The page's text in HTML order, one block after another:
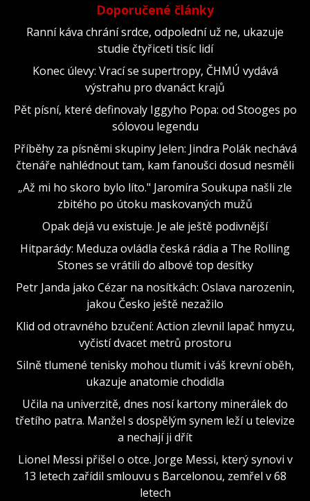
Doporučené články
Ranní káva chrání srdce, odpolední už ne, ukazuje
studie čtyřiceti tisíc lidí
Konec úlevy: Vrací se supertropy, ČHMÚ vydává
výstrahu pro dvanáct krajů
Pět písní, které definovaly Iggyho Popa: od Stooges po
sólovou legendu
Příběhy za písněmi skupiny Jelen: Jindra Polák nechává
čtenáře nahlédnout tam, kam fanoušci dosud nesměli
„Až mi ho skoro bylo líto." Jaromíra Soukupa našli zle
zbitého po útoku maskovaných mužů
Opak dejá vu existuje. Je ale ještě podivnější
Hitparády: Meduza ovládla česká rádia a The Rolling
Stones se vrátili do albové top desítky
Petr Janda jako Cézar na nosítkách: Oslava narozenin,
jakou Česko ještě nezažilo
Klid od otravného bzučení: Action zlevnil lapač hmyzu,
vyčistí dvacet metrů prostoru
Silně tlumené tenisky mohou tlumit i váš krevní oběh,
ukazuje anatomie chodidla
Učila na univerzitě, dnes nosí kartony minerálek do
třetího patra. Manžel s dospělým synem leží u televize
a nechají ji dřít
Lionel Messi přišel o otce. Jorge Messi, který synovi v
13 letech zařídil smlouvu s Barcelonou, zemřel v 68
letech